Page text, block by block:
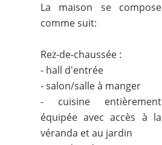
La maison se compose
comme suit:
Rez-de-chaussée :
- hall d'entrée
- salon/salle à manger
- cuisine entièrement
équipée avec accès à la
véranda et au jardin